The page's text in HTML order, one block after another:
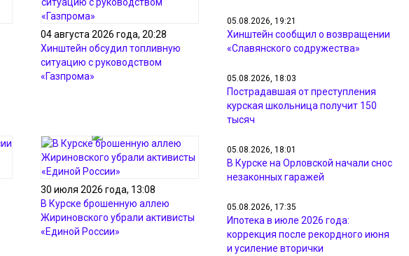
04 августа 2026 года, 20:28
Хинштейн обсудил топливную
ситуацию с руководством
«Газпрома»
30 июля 2026 года, 13:08
В Курске брошенную аллею
Жириновского убрали активисты
«Единой России»
05.08.2026, 19:21
Хинштейн сообщил о возвращении
«Славянского содружества»
05.08.2026, 18:03
Пострадавшая от преступления
курская школьница получит 150
тысяч
05.08.2026, 18:01
В Курске на Орловской начали снос
незаконных гаражей
05.08.2026, 17:35
Ипотека в июле 2026 года:
коррекция после рекордного июня
и усиление вторички